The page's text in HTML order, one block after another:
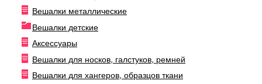
Вешалки металлические
Вешалки детские
Аксессуары
Вешалки для носков, галстуков, ремней
Вешалки для хангеров, образцов ткани